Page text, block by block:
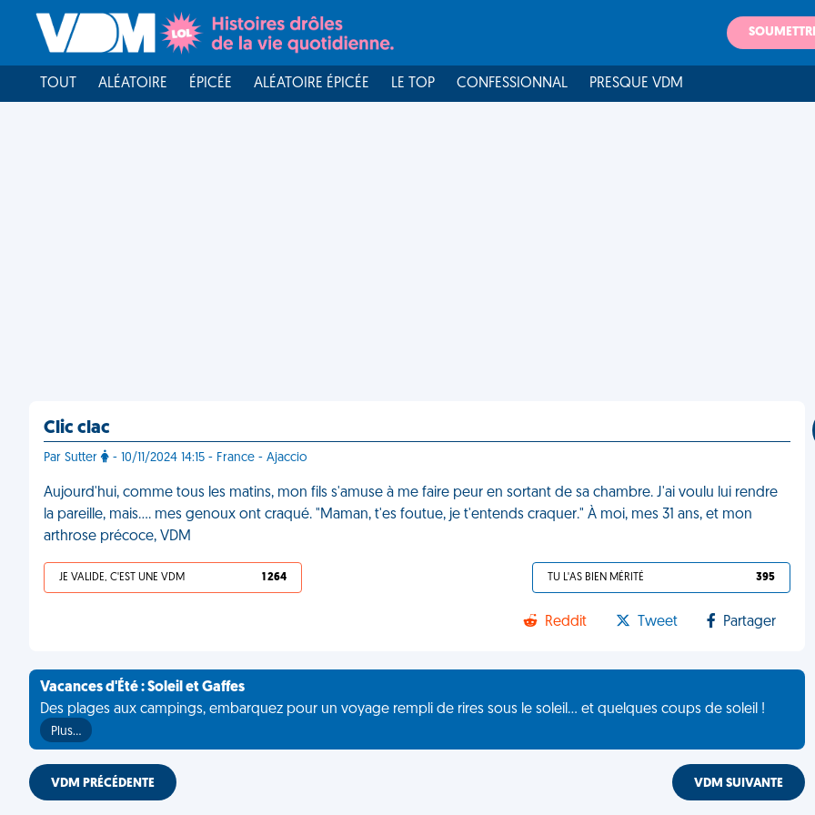
TOUT ALÉATOIRE ÉPICÉE ALÉATOIRE ÉPICÉE LE TOP CONFESSIONNAL PRESQUE VDM
Clic clac
Par Sutter - 10/11/2024 14:15 - France - Ajaccio
Aujourd'hui, comme tous les matins, mon fils s'amuse à me faire peur en sortant de sa chambre. J'ai voulu lui rendre
la pareille, mais…. mes genoux ont craqué. "Maman, t'es foutue, je t'entends craquer." À moi, mes 31 ans, et mon
arthrose précoce, VDM
JE VALIDE, C'EST UNE VDM 1 264 TU L'AS BIEN MÉRITÉ 395
Reddit Tweet Partager
Vacances d'Été : Soleil et Gaffes
Des plages aux campings, embarquez pour un voyage rempli de rires sous le soleil... et quelques coups de soleil !
Plus…
VDM PRÉCÉDENTE VDM SUIVANTE